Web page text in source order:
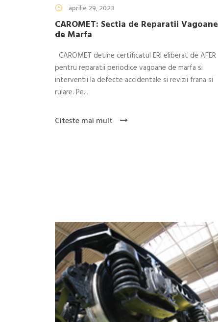
aprilie 29, 2023
CAROMET: Sectia de Reparatii Vagoane
de Marfa
CAROMET detine certificatul ERI eliberat de AFER
pentru reparatii periodice vagoane de marfa si
interventii la defecte accidentale si revizii frana si
rulare. Pe...
Citeste mai mult